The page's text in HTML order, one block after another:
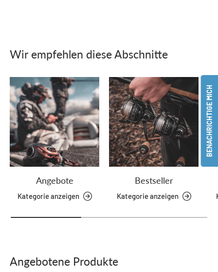
Wir empfehlen diese Abschnitte
Angebote
Kategorie anzeigen
Bestseller
Kategorie anzeigen
Angebotene Produkte
BENACHRICHTIGE MICH